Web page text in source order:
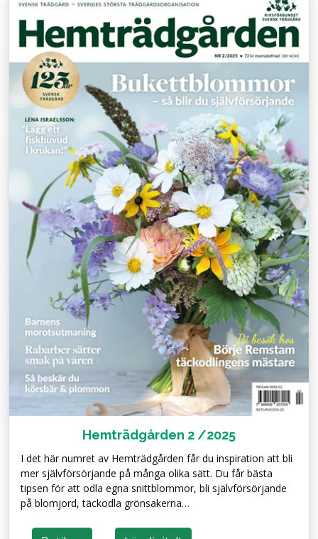
Hemträdgården 2 /2025
I det här numret av Hemträdgården får du inspiration att bli
mer självförsörjande på många olika sätt. Du får bästa
tipsen för att odla egna snittblommor, bli självförsörjande
på blomjord, täckodla grönsakerna…